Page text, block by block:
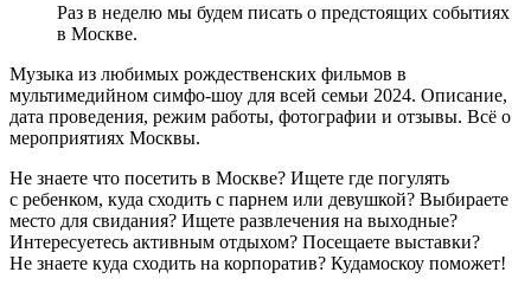
Раз в неделю мы будем писать о предстоящих событиях
в Москве.
Музыка из любимых рождественских фильмов в
мультимедийном симфо-шоу для всей семьи 2024. Описание,
дата проведения, режим работы, фотографии и отзывы. Всё о
мероприятиях Москвы.
Не знаете что посетить в Москве? Ищете где погулять
с ребенком, куда сходить с парнем или девушкой? Выбираете
место для свидания? Ищете развлечения на выходные?
Интересуетесь активным отдыхом? Посещаете выставки?
Не знаете куда сходить на корпоратив? Кудамоскоу поможет!